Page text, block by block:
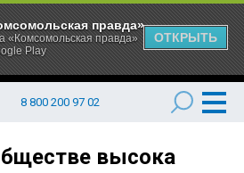
8 800 200 97 02
высока
правда»
«Комсомольская правда»
Play
ОТКРЫТЬ